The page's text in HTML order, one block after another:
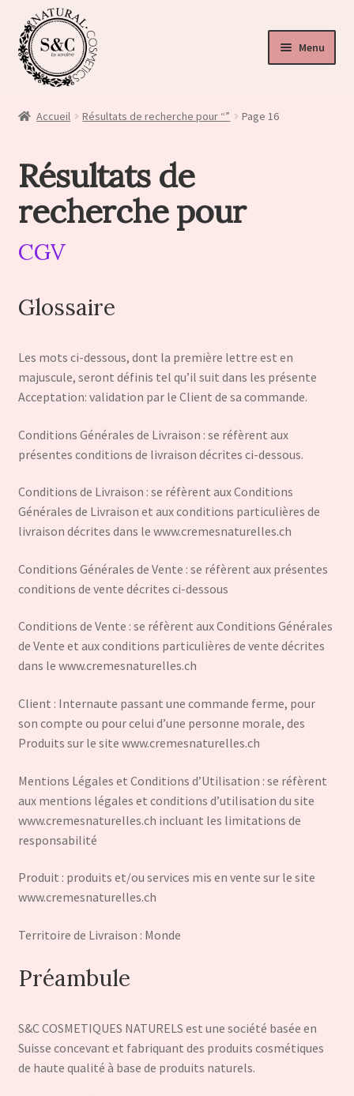
Menu
Accueil Résultats de recherche pour “” Page 16
Résultats de
recherche pour
CGV
Glossaire
Les mots ci-dessous, dont la première lettre est en
majuscule, seront définis tel qu’il suit dans les présente
Acceptation: validation par le Client de sa commande.
Conditions Générales de Livraison : se réfèrent aux
présentes conditions de livraison décrites ci-dessous.
Conditions de Livraison : se réfèrent aux Conditions
Générales de Livraison et aux conditions particulières de
livraison décrites dans le www.cremesnaturelles.ch
Conditions Générales de Vente : se réfèrent aux présentes
conditions de vente décrites ci-dessous
Conditions de Vente : se réfèrent aux Conditions Générales
de Vente et aux conditions particulières de vente décrites
dans le www.cremesnaturelles.ch
Client : Internaute passant une commande ferme, pour
son compte ou pour celui d’une personne morale, des
Produits sur le site www.cremesnaturelles.ch
Mentions Légales et Conditions d’Utilisation : se réfèrent
aux mentions légales et conditions d’utilisation du site
www.cremesnaturelles.ch incluant les limitations de
responsabilité
Produit : produits et/ou services mis en vente sur le site
www.cremesnaturelles.ch
Territoire de Livraison : Monde
Préambule
S&C COSMETIQUES NATURELS est une société basée en
Suisse concevant et fabriquant des produits cosmétiques
de haute qualité à base de produits naturels.